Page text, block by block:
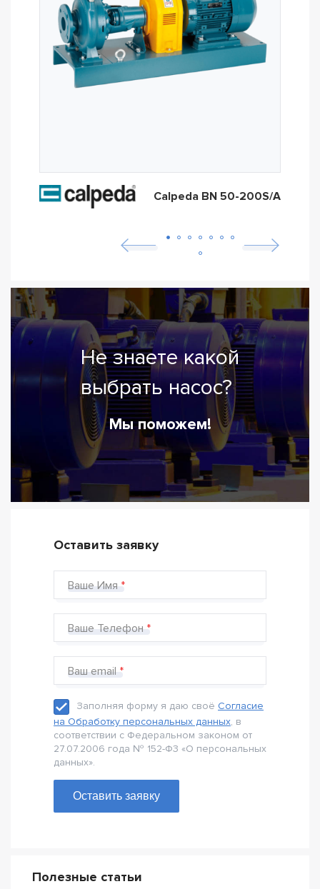
Calpeda BN 50-200S/A
Не знаете какой
выбрать насос?
Мы поможем!
Оставить заявку
Ваше Имя
Ваше Телефон
Ваш email
Заполняя форму я даю своё Согласие
на Обработку персональных данных, в
соответствии с Федеральном законом от
27.07.2006 года № 152-Ф3 «О персональных
данных».
Оставить заявку
Полезные статьи